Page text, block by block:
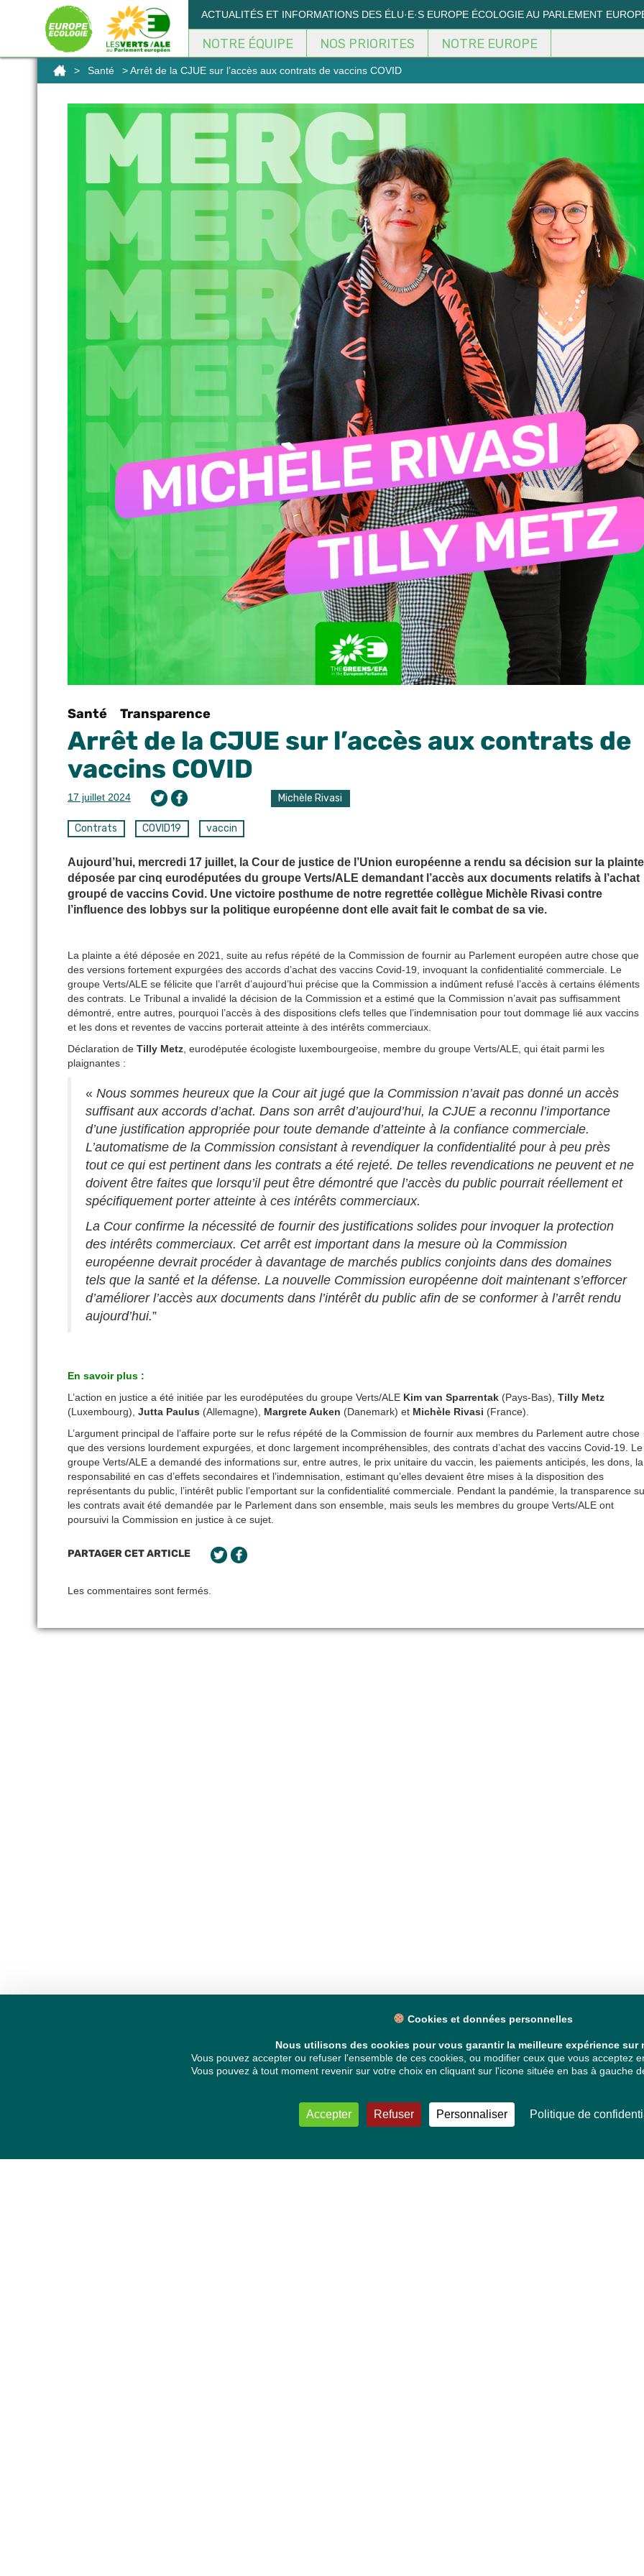
ACTUALITÉS ET INFORMATIONS DES ÉLU·E·S EUROPE ÉCOLOGIE AU PARLEMENT
NOTRE ÉQUIPE NOS PRIORITES NOTRE EUROPE
> Santé > Arrêt de la CJUE sur l’accès aux contrats de vaccins COVID
Santé Transparence
Arrêt de la CJUE sur l’accès aux contrats de
vaccins COVID
17 juillet 2024 Michèle Rivasi
Contrats COVID19 vaccin
Aujourd’hui, mercredi 17 juillet, la Cour de justice de l’Union européenne a rendu sa décision sur la plainte
déposée par cinq eurodéputées du groupe Verts/ALE demandant l’accès aux documents relatifs à l’achat
groupé de vaccins Covid. Une victoire posthume de notre regrettée collègue Michèle Rivasi contre
l’influence des lobbys sur la politique européenne dont elle avait fait le combat de sa vie.
La plainte a été déposée en 2021, suite au refus répété de la Commission de fournir au Parlement européen autre chose que
des versions fortement expurgées des accords d’achat des vaccins Covid-19, invoquant la confidentialité commerciale. Le
groupe Verts/ALE se félicite que l’arrêt d’aujourd’hui précise que la Commission a indûment refusé l’accès à certains éléments
des contrats. Le Tribunal a invalidé la décision de la Commission et a estimé que la Commission n’avait pas suffisamment
démontré, entre autres, pourquoi l’accès à des dispositions clefs telles que l’indemnisation pour tout dommage lié aux vaccins
et les dons et reventes de vaccins porterait atteinte à des intérêts commerciaux.
Déclaration de Tilly Metz , eurodéputée écologiste luxembourgeoise, membre du groupe Verts/ALE, qui était parmi les
plaignantes :
« Nous sommes heureux que la Cour ait jugé que la Commission n’avait pas donné un accès
suffisant aux accords d’achat. Dans son arrêt d’aujourd’hui, la CJUE a reconnu l’importance
d’une justification appropriée pour toute demande d’atteinte à la confiance commerciale.
L’automatisme de la Commission consistant à revendiquer la confidentialité pour à peu près
tout ce qui est pertinent dans les contrats a été rejeté. De telles revendications ne peuvent et ne
doivent être faites que lorsqu’il peut être démontré que l’accès du public pourrait réellement et
spécifiquement porter atteinte à ces intérêts commerciaux.
La Cour confirme la nécessité de fournir des justifications solides pour invoquer la protection
des intérêts commerciaux. Cet arrêt est important dans la mesure où la Commission
européenne devrait procéder à davantage de marchés publics conjoints dans des domaines
tels que la santé et la défense. La nouvelle Commission européenne doit maintenant s’efforcer
d’améliorer l’accès aux documents dans l’intérêt du public afin de se conformer à l’arrêt rendu
aujourd’hui.”
En savoir plus :
L’action en justice a été initiée par les eurodéputées du groupe Verts/ALE Kim van Sparrentak (Pays-Bas), Tilly Metz
(Luxembourg), Jutta Paulus (Allemagne), Margrete Auken (Danemark) et Michèle Rivasi (France).
L’argument principal de l’affaire porte sur le refus répété de la Commission de fournir aux membres du Parlement autre chose
que des versions lourdement expurgées, et donc largement incompréhensibles, des contrats d’achat des vaccins Covid-19. Le
groupe Verts/ALE a demandé des informations sur, entre autres, le prix unitaire du vaccin, les paiements anticipés, les dons, la
responsabilité en cas d’effets secondaires et l’indemnisation, estimant qu’elles devaient être mises à la disposition des
représentants du public, l’intérêt public l’emportant sur la confidentialité commerciale. Pendant la pandémie, la transparence
les contrats avait été demandée par le Parlement dans son ensemble, mais seuls les membres du groupe Verts/ALE ont
poursuivi la Commission en justice à ce sujet.
PARTAGER CET ARTICLE
Les commentaires sont fermés.
Panneau de gestion des cookies
Cookies et données personnelles
Nous utilisons des cookies pour vous garantir la meilleure expérience sur
Vous pouvez accepter ou refuser l'ensemble de ces cookies, ou modifier ceux que vous acceptez
Vous pouvez à tout moment revenir sur votre choix en cliquant sur l'icone située en bas à gauche
Accepter Refuser Personnaliser Politique de